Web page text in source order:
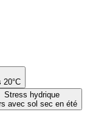
20°C
Stress hydrique
avec sol sec en été